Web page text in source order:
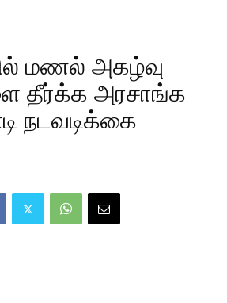
மணல் அகழ்வு
தீர்க்க அரசாங்க
நடவடிக்கை